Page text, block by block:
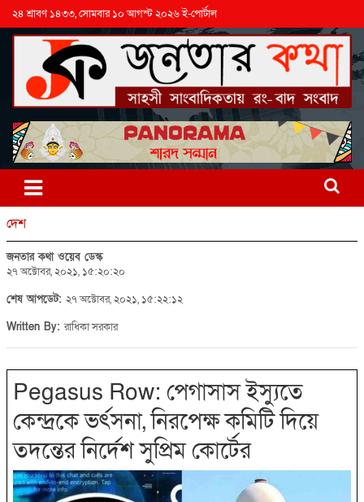
২৪ শ্রাবণ ১৪৩৩, সোমবার ১০ আগস্ট ২০২৬ ই-পোর্টাল
দেশ
জনতার কথা ওয়েব ডেস্ক
২৭ অক্টোবর, ২০২১, ১৫:২০:২০
শেষ আপডেট: ২৭ অক্টোবর, ২০২১, ১৫:২২:১২
Written By:রাধিকা সরকার
Pegasus Row: পেগাসাস ইস্যুতে
কেন্দ্রকে ভর্ৎসনা, নিরপেক্ষ কমিটি দিয়ে
তদন্তের নির্দেশ সুপ্রিম কোর্টের